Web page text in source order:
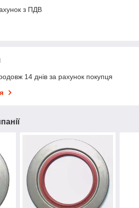
з ПДВ
14 днів за рахунок покупця